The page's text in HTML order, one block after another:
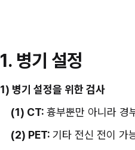
1. 병기 설정
1) 병기 설정을 위한 검사
(1) CT: 흉부뿐만 아니라 경
(2) PET: 기타 전신 전이 가